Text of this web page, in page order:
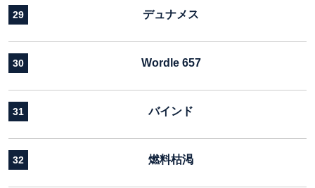
29 デュナメス
30 Wordle 657
31 バインド
32 燃料枯渇